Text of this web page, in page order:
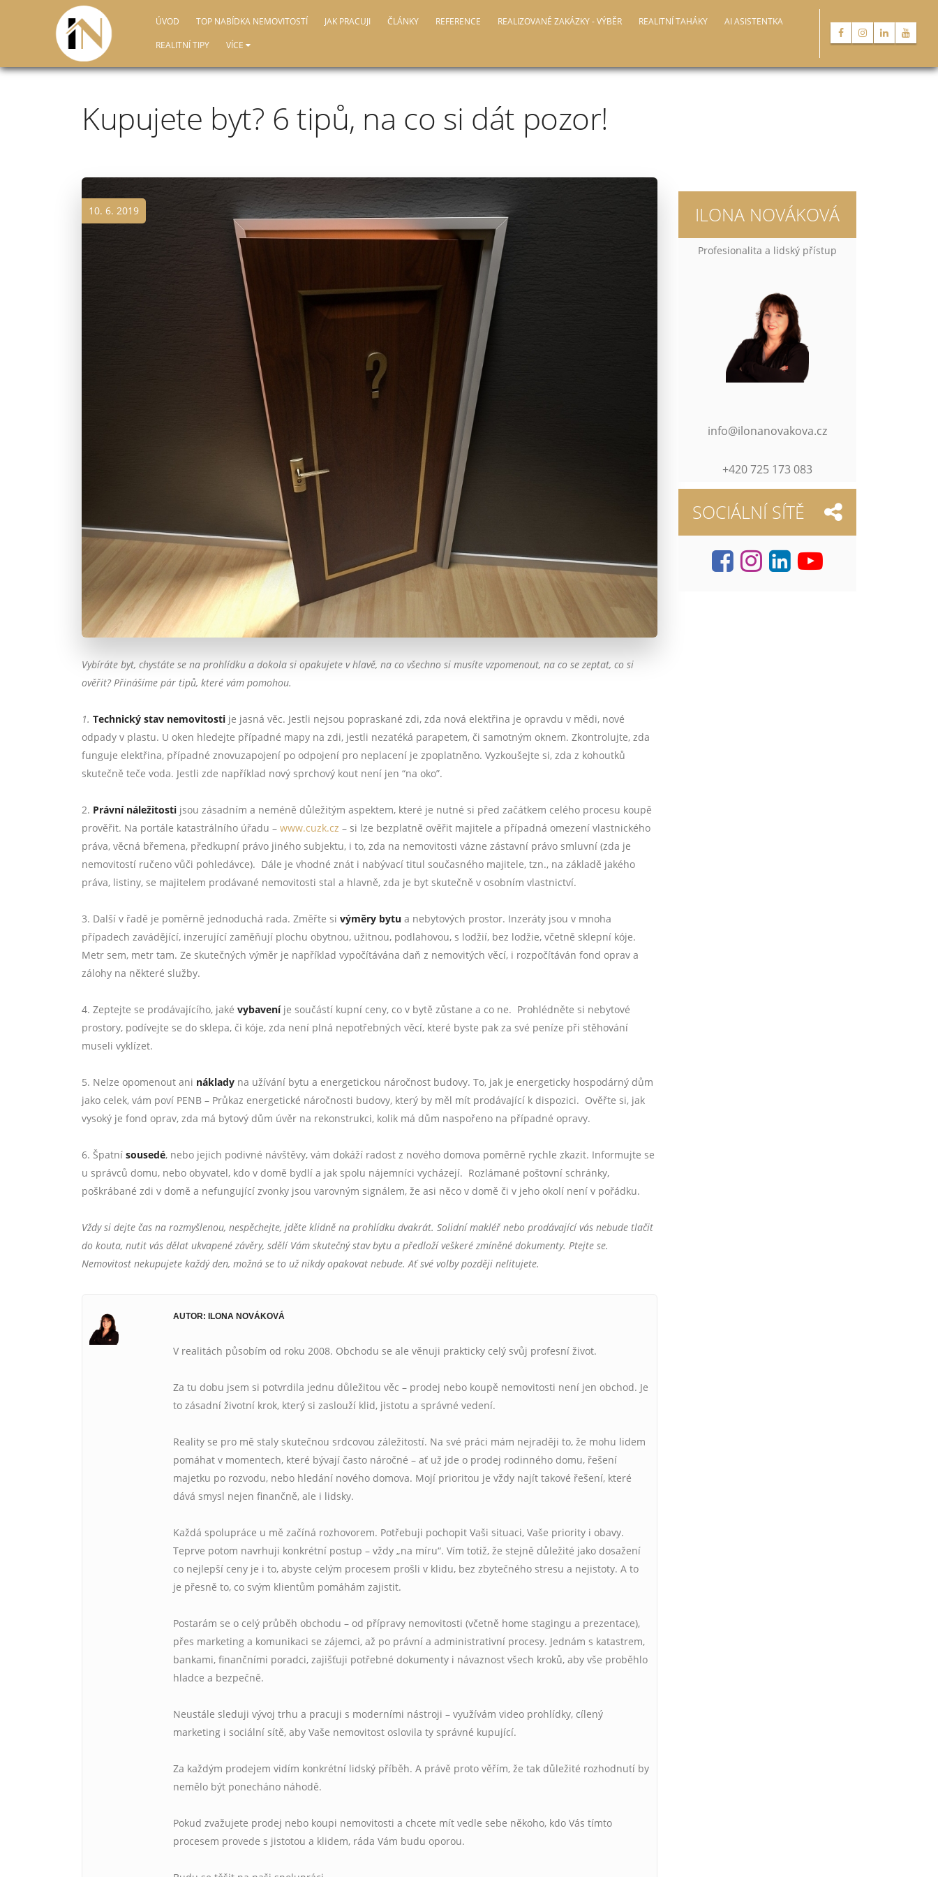
ÚVOD TOP NABÍDKA NEMOVITOSTÍ JAK PRACUJI ČLÁNKY REFERENCE REALIZOVANÉ ZAKÁZKY - VÝBĚR REALITNÍ TAHÁKY
AI ASISTENTKA
REALITNÍ TIPY
VÍCE
Kupujete byt? 6 tipů, na co si dát pozor!
10. 6. 2019
Vybíráte byt, chystáte se na prohlídku a dokola si opakujete v hlavě, na co všechno si musíte vzpomenout, na co se zeptat, co si
ověřit? Přinášíme pár tipů, které vám pomohou.
1. Technický stav nemovitosti je jasná věc. Jestli nejsou popraskané zdi, zda nová elektřina je opravdu v mědi, nové
odpady v plastu. U oken hledejte případné mapy na zdi, jestli nezatéká parapetem, či samotným oknem. Zkontrolujte, zda
funguje elektřina, případné znovuzapojení po odpojení pro neplacení je zpoplatněno. Vyzkoušejte si, zda z kohoutků
skutečně teče voda. Jestli zde například nový sprchový kout není jen “na oko”.
2. Právní náležitosti jsou zásadním a neméně důležitým aspektem, které je nutné si před začátkem celého procesu koupě
prověřit. Na portále katastrálního úřadu – www.cuzk.cz – si lze bezplatně ověřit majitele a případná omezení vlastnického
práva, věcná břemena, předkupní právo jiného subjektu, i to, zda na nemovitosti vázne zástavní právo smluvní (zda je
nemovitostí ručeno vůči pohledávce). Dále je vhodné znát i nabývací titul současného majitele, tzn., na základě jakého
práva, listiny, se majitelem prodávané nemovitosti stal a hlavně, zda je byt skutečně v osobním vlastnictví.
3. Další v řadě je poměrně jednoduchá rada. Změřte si výměry bytu a nebytových prostor. Inzeráty jsou v mnoha
případech zavádějící, inzerující zaměňují plochu obytnou, užitnou, podlahovou, s lodžií, bez lodžie, včetně sklepní kóje.
Metr sem, metr tam. Ze skutečných výměr je například vypočítávána daň z nemovitých věcí, i rozpočítáván fond oprav a
zálohy na některé služby.
4. Zeptejte se prodávajícího, jaké vybaveníje součástí kupní ceny, co v bytě zůstane a co ne. Prohlédněte si nebytové
prostory, podívejte se do sklepa, či kóje, zda není plná nepotřebných věcí, které byste pak za své peníze při stěhování
museli vyklízet.
5. Nelze opomenout ani náklady na užívání bytu a energetickou náročnost budovy. To, jak je energeticky hospodárný dům
jako celek, vám poví PENB – Průkaz energetické náročnosti budovy, který by měl mít prodávající k dispozici. Ověřte si, jak
vysoký je fond oprav, zda má bytový dům úvěr na rekonstrukci, kolik má dům naspořeno na případné opravy.
6. Špatní sousedé, nebo jejich podivné návštěvy, vám dokáží radost z nového domova poměrně rychle zkazit. Informujte se
u správců domu, nebo obyvatel, kdo v domě bydlí a jak spolu nájemníci vycházejí. Rozlámané poštovní schránky,
poškrábané zdi v domě a nefungující zvonky jsou varovným signálem, že asi něco v domě či v jeho okolí není v pořádku.
Vždy si dejte čas na rozmyšlenou, nespěchejte, jděte klidně na prohlídku dvakrát. Solidní makléř nebo prodávající vás nebude tlačit
do kouta, nutit vás dělat ukvapené závěry, sdělí Vám skutečný stav bytu a předloží veškeré zmíněné dokumenty. Ptejte se.
Nemovitost nekupujete každý den, možná se to už nikdy opakovat nebude. Ať své volby později nelitujete.
AUTOR: ILONA NOVÁKOVÁ
V realitách působím od roku 2008. Obchodu se ale věnuji prakticky celý svůj profesní život.
Za tu dobu jsem si potvrdila jednu důležitou věc – prodej nebo koupě nemovitosti není jen obchod. Je
to zásadní životní krok, který si zaslouží klid, jistotu a správné vedení.
Reality se pro mě staly skutečnou srdcovou záležitostí. Na své práci mám nejraději to, že mohu lidem
pomáhat v momentech, které bývají často náročné – ať už jde o prodej rodinného domu, řešení
majetku po rozvodu, nebo hledání nového domova. Mojí prioritou je vždy najít takové řešení, které
dává smysl nejen finančně, ale i lidsky.
Každá spolupráce u mě začíná rozhovorem. Potřebuji pochopit Vaši situaci, Vaše priority i obavy.
Teprve potom navrhuji konkrétní postup – vždy „na míru“. Vím totiž, že stejně důležité jako dosažení
co nejlepší ceny je i to, abyste celým procesem prošli v klidu, bez zbytečného stresu a nejistoty. A to
je přesně to, co svým klientům pomáhám zajistit.
Postarám se o celý průběh obchodu – od přípravy nemovitosti (včetně home stagingu a prezentace),
přes marketing a komunikaci se zájemci, až po právní a administrativní procesy. Jednám s katastrem,
bankami, finančními poradci, zajišťuji potřebné dokumenty i návaznost všech kroků, aby vše proběhlo
hladce a bezpečně.
Neustále sleduji vývoj trhu a pracuji s moderními nástroji – využívám video prohlídky, cílený
marketing i sociální sítě, aby Vaše nemovitost oslovila ty správné kupující.
Za každým prodejem vidím konkrétní lidský příběh. A právě proto věřím, že tak důležité rozhodnutí by
nemělo být ponecháno náhodě.
Pokud zvažujete prodej nebo koupi nemovitosti a chcete mít vedle sebe někoho, kdo Vás tímto
procesem provede s jistotou a klidem, ráda Vám budu oporou.
ILONA NOVÁKOVÁ
Profesionalita a lidský přístup
info@ilonanovakova.cz
+420 725 173 083
SOCIÁLNÍ SÍTĚ